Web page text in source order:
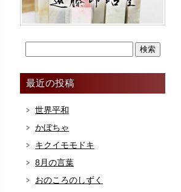
最近の投稿
世界平和
かぼちゃ
キクイモモドキ
8月の言葉
おのころのしずく